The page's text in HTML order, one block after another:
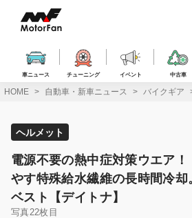
ス
車ニュース チューニング イベント 中古車
HOME 自動車・新車ニュース バイクギア
ヘルメット
電源不要の熱中症対策ウエア
やす特殊給水繊維の長時間冷
ベスト【デイトナ】
写真22枚目